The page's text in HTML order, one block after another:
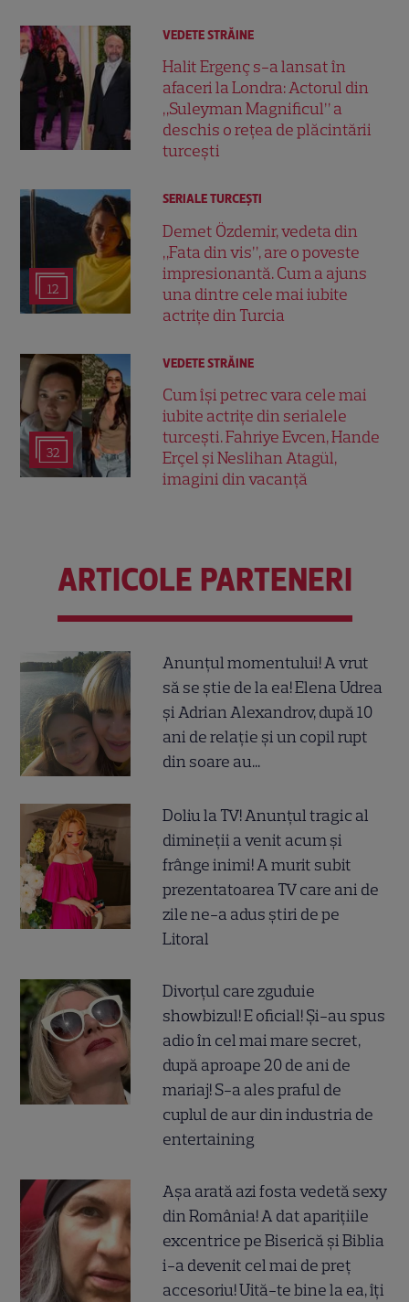
VEDETE STRĂINE
Halit Ergenç s-a lansat în
afaceri la Londra: Actorul din
„Suleyman Magnificul” a
deschis o rețea de plăcintării
turcești
12
SERIALE TURCEŞTI
Demet Özdemir, vedeta din
„Fata din vis”, are o poveste
impresionantă. Cum a ajuns
una dintre cele mai iubite
actrițe din Turcia
32
VEDETE STRĂINE
Cum își petrec vara cele mai
iubite actrițe din serialele
turcești. Fahriye Evcen, Hande
Erçel și Neslihan Atagül,
imagini din vacanță
ARTICOLE PARTENERI
Anunțul momentului! A vrut
să se știe de la ea! Elena Udrea
și Adrian Alexandrov, după 10
ani de relație și un copil rupt
din soare au...
Doliu la TV! Anunțul tragic al
dimineții a venit acum și
frânge inimi! A murit subit
prezentatoarea TV care ani de
zile ne-a adus știri de pe
Litoral
Divorțul care zguduie
showbizul! E oficial! Și-au spus
adio în cel mai mare secret,
după aproape 20 de ani de
mariaj! S-a ales praful de
cuplul de aur din industria de
entertaining
Așa arată azi fosta vedetă sexy
din România! A dat aparițiile
excentrice pe Biserică și Biblia
i-a devenit cel mai de preț
accesoriu! Uită-te bine la ea, îți